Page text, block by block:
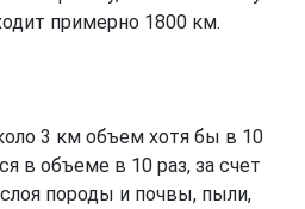
примерно 1800 км.
3 км объем хотя бы в 10
в объеме в 10 раз, за счет
породы и почвы, пыли,